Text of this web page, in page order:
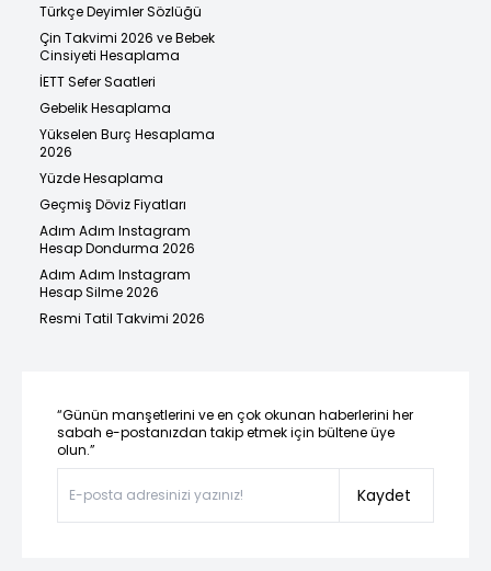
Türkçe Deyimler Sözlüğü
Çin Takvimi 2026 ve Bebek
Cinsiyeti Hesaplama
İETT Sefer Saatleri
Gebelik Hesaplama
Yükselen Burç Hesaplama
2026
Yüzde Hesaplama
Geçmiş Döviz Fiyatları
Adım Adım Instagram
Hesap Dondurma 2026
Adım Adım Instagram
Hesap Silme 2026
Resmi Tatil Takvimi 2026
“Günün manşetlerini ve en çok okunan haberlerini her
sabah e-postanızdan takip etmek için bültene üye
olun.”
Kaydet